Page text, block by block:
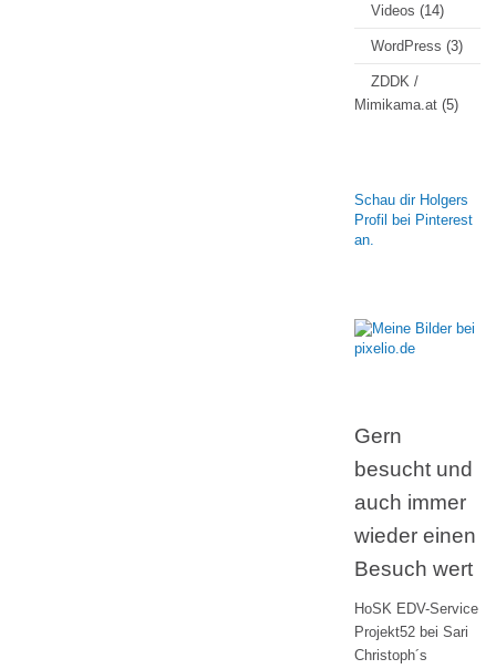
Videos (14)
WordPress (3)
ZDDK /
Mimikama.at (5)
Schau dir Holgers
Profil bei Pinterest
an.
Gern
besucht und
auch immer
wieder einen
Besuch wert
HoSK EDV-Service
Projekt52 bei Sari
Christoph´s